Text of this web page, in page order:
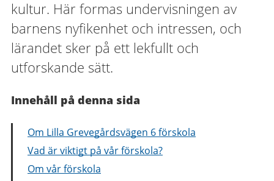
kultur. Här formas undervisningen av
barnens nyfikenhet och intressen, och
lärandet sker på ett lekfullt och
utforskande sätt.
Innehåll på denna sida
Om Lilla Grevegårdsvägen 6 förskola
Vad är viktigt på vår förskola?
Om vår förskola